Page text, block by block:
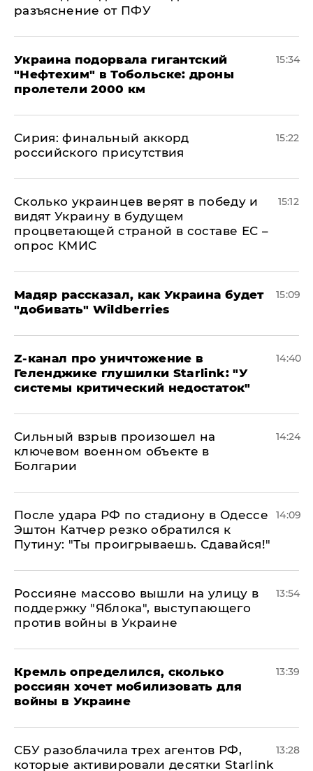
разъяснение от ПФУ
Украина подорвала гигантский
"Нефтехим" в Тобольске: дроны
пролетели 2000 км
15:34
​Сирия: финальный аккорд
российского присутствия
15:22
Сколько украинцев верят в победу и
видят Украину в будущем
процветающей страной в составе ЕС –
опрос КМИС
15:12
Мадяр рассказал, как Украина будет
"добивать" Wildberries
15:09
Z-канал про уничтожение в
Геленджике глушилки Starlink: "У
системы критический недостаток"
14:40
Сильный взрыв произошел на
ключевом военном объекте в
Болгарии
14:24
После удара РФ по стадиону в Одессе
Эштон Катчер резко обратился к
Путину: "Ты проигрываешь. Сдавайся!"
14:09
Россияне массово вышли на улицу в
поддержку "Яблока", выступающего
против войны в Украине
13:54
Кремль определился, сколько
россиян хочет мобилизовать для
войны в Украине
13:39
СБУ разоблачила трех агентов РФ,
которые активировали десятки Starlink
13:28